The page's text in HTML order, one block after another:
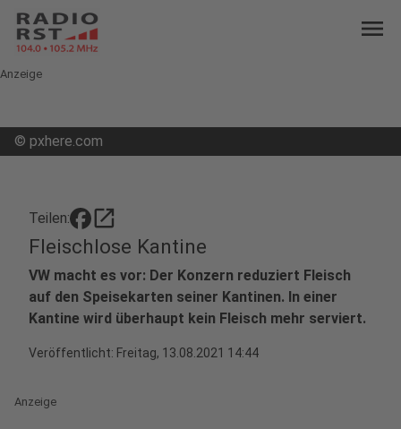
menu
Anzeige
© pxhere.com
Teilen: open_in_new
Fleischlose Kantine
VW macht es vor: Der Konzern reduziert Fleisch
auf den Speisekarten seiner Kantinen. In einer
Kantine wird überhaupt kein Fleisch mehr serviert.
Veröffentlicht: Freitag, 13.08.2021 14:44
Anzeige